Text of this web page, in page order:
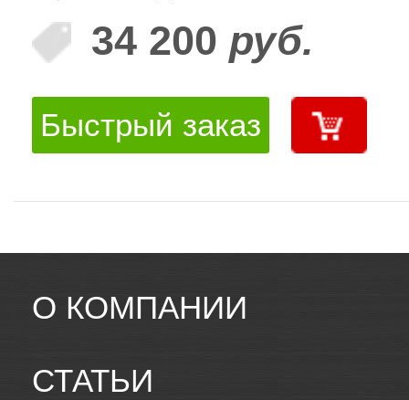
34 200 руб.
Быстрый заказ
О КОМПАНИИ
СТАТЬИ